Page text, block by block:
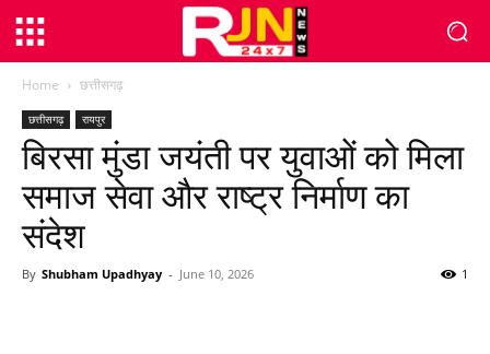
Home छत्तीसगढ़
छत्तीसगढ़ रायपुर
बिरसा मुंडा जयंती पर युवाओं को मिला
समाज सेवा और राष्ट्र निर्माण का
संदेश
By Shubham Upadhyay - June 10, 2026 1